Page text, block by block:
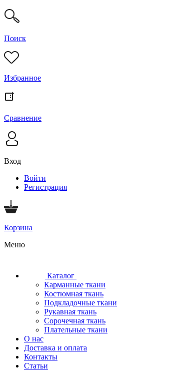
Поиск
Избранное
Сравнение
Вход
Войти
Регистрация
Корзина
Меню
Каталог
Карманные ткани
Костюмная ткань
Подкладочные ткани
Рукавная ткань
Сорочечная ткань
Плательные ткани
О нас
Доставка и оплата
Контакты
Статьи